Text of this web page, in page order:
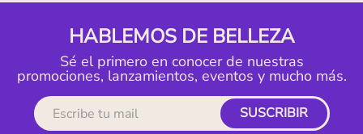
HABLEMOS DE BELLEZA
Sé el primero en conocer de nuestras
promociones, lanzamientos, eventos y mucho más.
SUSCRIBIR